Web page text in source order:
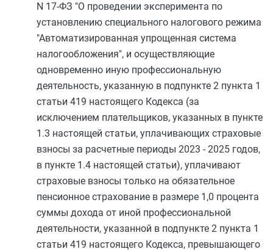
N 17-ФЗ "О проведении эксперимента по
установлению специального налогового режима
"Автоматизированная упрощенная система
налогообложения", и осуществляющие
одновременно иную профессиональную
деятельность, указанную в подпункте 2 пункта 1
статьи 419 настоящего Кодекса (за
исключением плательщиков, указанных в пункте
1.3 настоящей статьи, уплачивающих страховые
взносы за расчетные периоды 2023 - 2025 годов,
в пункте 1.4 настоящей статьи), уплачивают
страховые взносы только на обязательное
пенсионное страхование в размере 1,0 процента
суммы дохода от иной профессиональной
деятельности, указанной в подпункте 2 пункта 1
статьи 419 настоящего Кодекса, превышающего